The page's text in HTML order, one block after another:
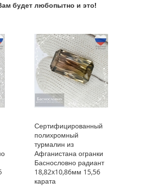
будет любопытно и это!
Сертифицированный
полихромный
турмалин из
Афганистана огранки
Баснословно радиант
18,82x10,86мм 15,56
карата